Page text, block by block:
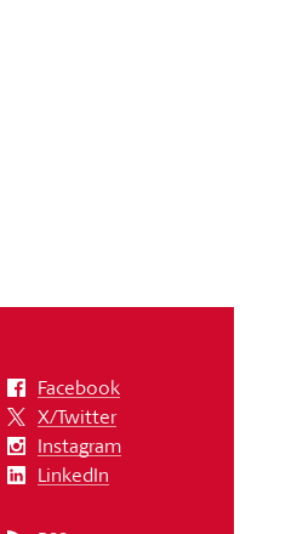
Facebook
X/Twitter
Instagram
LinkedIn